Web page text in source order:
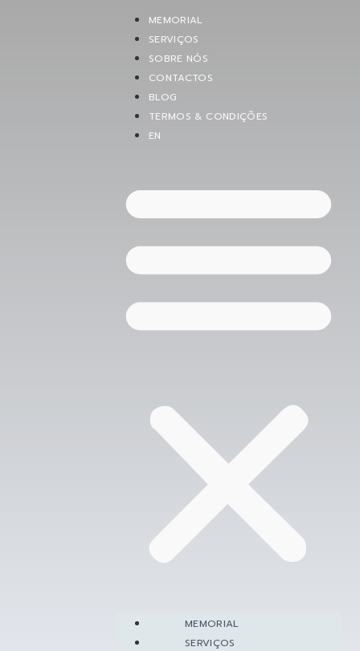
MEMORIAL
SERVIÇOS
SOBRE NÓS
CONTACTOS
BLOG
TERMOS & CONDIÇÕES
EN
MEMORIAL
SERVIÇOS